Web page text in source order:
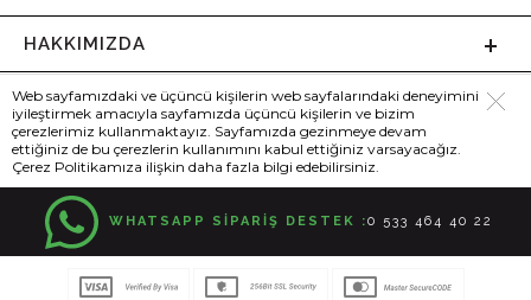
HAKKIMIZDA
Web sayfamızdaki ve üçüncü kişilerin web sayfalarındaki deneyimini
iyileştirmek amacıyla sayfamızda üçüncü kişilerin ve bizim
çerezlerimiz kullanmaktayız. Sayfamızda gezinmeye devam
ettiğiniz de bu çerezlerin kullanımını kabul ettiğiniz varsayacağız.
Çerez Politikamıza ilişkin daha fazla bilgi edebilirsiniz.
WHATSAPP SİPARİŞ DESTEK :0 533 464 40 22